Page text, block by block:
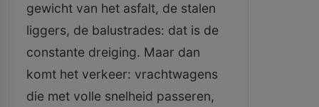
gewicht van het asfalt, de stalen
liggers, de balustrades: dat is de
constante dreiging. Maar dan
komt het verkeer: vrachtwagens
die met volle snelheid passeren,